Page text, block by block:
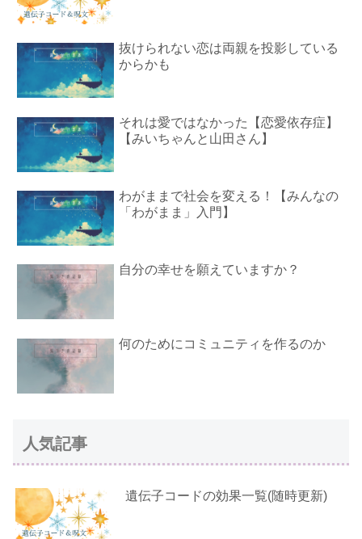
抜けられない恋は両親を投影している
からかも
それは愛ではなかった【恋愛依存症】
【みいちゃんと山田さん】
わがままで社会を変える！【みんなの
「わがまま」入門】
自分の幸せを願えていますか？
何のためにコミュニティを作るのか
人気記事
遺伝子コードの効果一覧(随時更新)